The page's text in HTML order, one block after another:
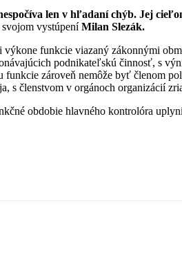
len v hľadaní chýb. Jej
vystúpeníMilan Slezák.
funkcie viazaný zákonnými
podnikateľskú činnosť, s
funkcie zároveň nemôže byť členom
s členstvom v orgánoch organizácií
obdobie hlavného kontrolóra